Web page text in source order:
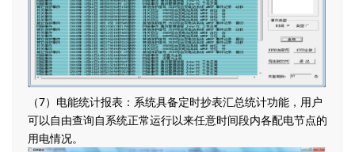
（7）电能统计报表：系统具备定时抄表汇总统计功能，用户
可以自由查询自系统正常运行以来任意时间段内各配电节点的
用电情况。